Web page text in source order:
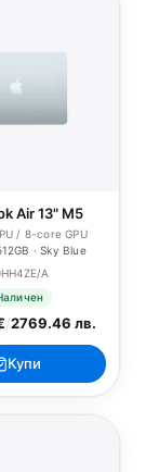
Air 13" M5
/ 8-core GPU
· Sky Blue
A
/2769.46 лв.
Купи